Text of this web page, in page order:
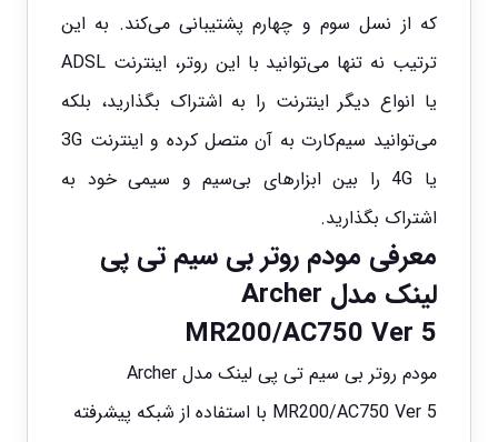
که از نسل سوم و چهارم پشتیبانی می‌کند. به این
ترتیب نه تنها می‌توانید با این روتر، اینترنت ADSL
یا انواع دیگر اینترنت را به اشتراک بگذارید، بلکه
می‌توانید سیم‌کارت به آن متصل کرده و اینترنت 3G
یا 4G را بین ابزارهای بی‌سیم و سیمی خود به
اشتراک بگذارید.
معرفی مودم روتر بی سیم تی پی
لینک مدل Archer
MR200/AC750 Ver 5
مودم روتر بی سیم تی پی لینک مدل Archer
MR200/AC750 Ver 5 با استفاده از شبکه پیشرفته